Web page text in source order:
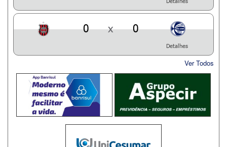
0 x 0
Detalhes
Ver Todos